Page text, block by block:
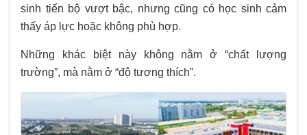
sinh tiến bộ vượt bậc, nhưng cũng có học sinh cảm
thấy áp lực hoặc không phù hợp.
Những khác biệt này không nằm ở “chất lượng
trường”, mà nằm ở “độ tương thích”.